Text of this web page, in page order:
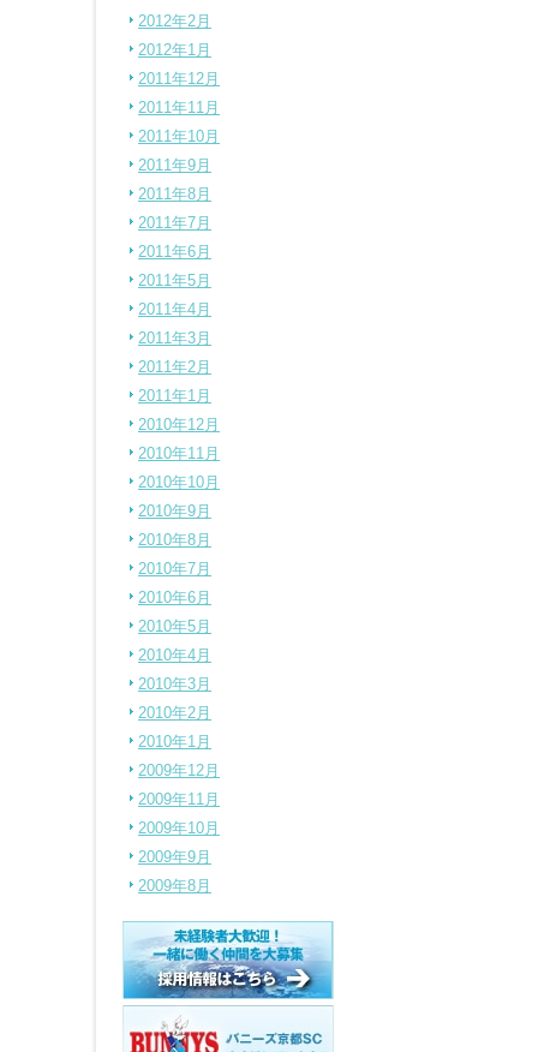
2012年2月
2012年1月
2011年12月
2011年11月
2011年10月
2011年9月
2011年8月
2011年7月
2011年6月
2011年5月
2011年4月
2011年3月
2011年2月
2011年1月
2010年12月
2010年11月
2010年10月
2010年9月
2010年8月
2010年7月
2010年6月
2010年5月
2010年4月
2010年3月
2010年2月
2010年1月
2009年12月
2009年11月
2009年10月
2009年9月
2009年8月